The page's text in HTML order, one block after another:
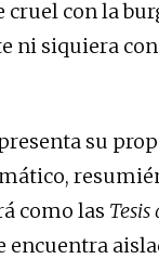
cruel con la
ni siquiera
su
como las
encuentra